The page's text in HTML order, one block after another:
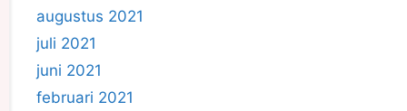
augustus 2021
juli 2021
juni 2021
februari 2021